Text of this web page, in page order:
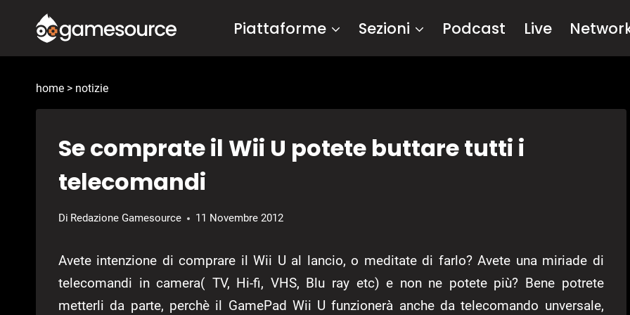
contenuto
Piattaforme Sezioni Podcast Live
home > notizie
Se comprate il Wii U potete buttare tutti i
telecomandi
Di Redazione Gamesource 11 Novembre 2012
Avete intenzione di comprare il Wii U al lancio, o meditate di farlo? Avete una miriade di
telecomandi in camera( TV, Hi-fi, VHS, Blu ray etc) e non ne potete più? Bene potrete
metterli da parte, perchè il GamePad Wii U funzionerà anche da telecomando unversale,